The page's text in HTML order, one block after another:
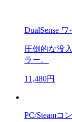
DualSense
圧倒的な没
ラー。
11,480円
PC/Steamコ